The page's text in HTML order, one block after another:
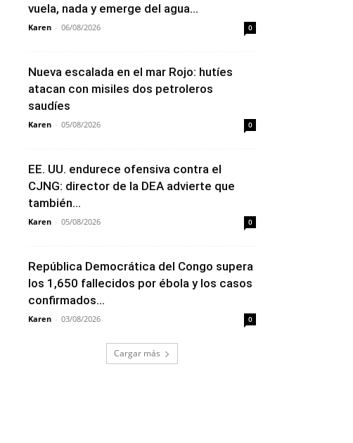
vuela, nada y emerge del agua...
Karen - 06/08/2026 0
Nueva escalada en el mar Rojo: hutíes
atacan con misiles dos petroleros
saudíes
Karen - 05/08/2026 0
EE. UU. endurece ofensiva contra el
CJNG: director de la DEA advierte que
también...
Karen - 05/08/2026 0
República Democrática del Congo supera
los 1,650 fallecidos por ébola y los casos
confirmados...
Karen - 03/08/2026 0
Cargar más